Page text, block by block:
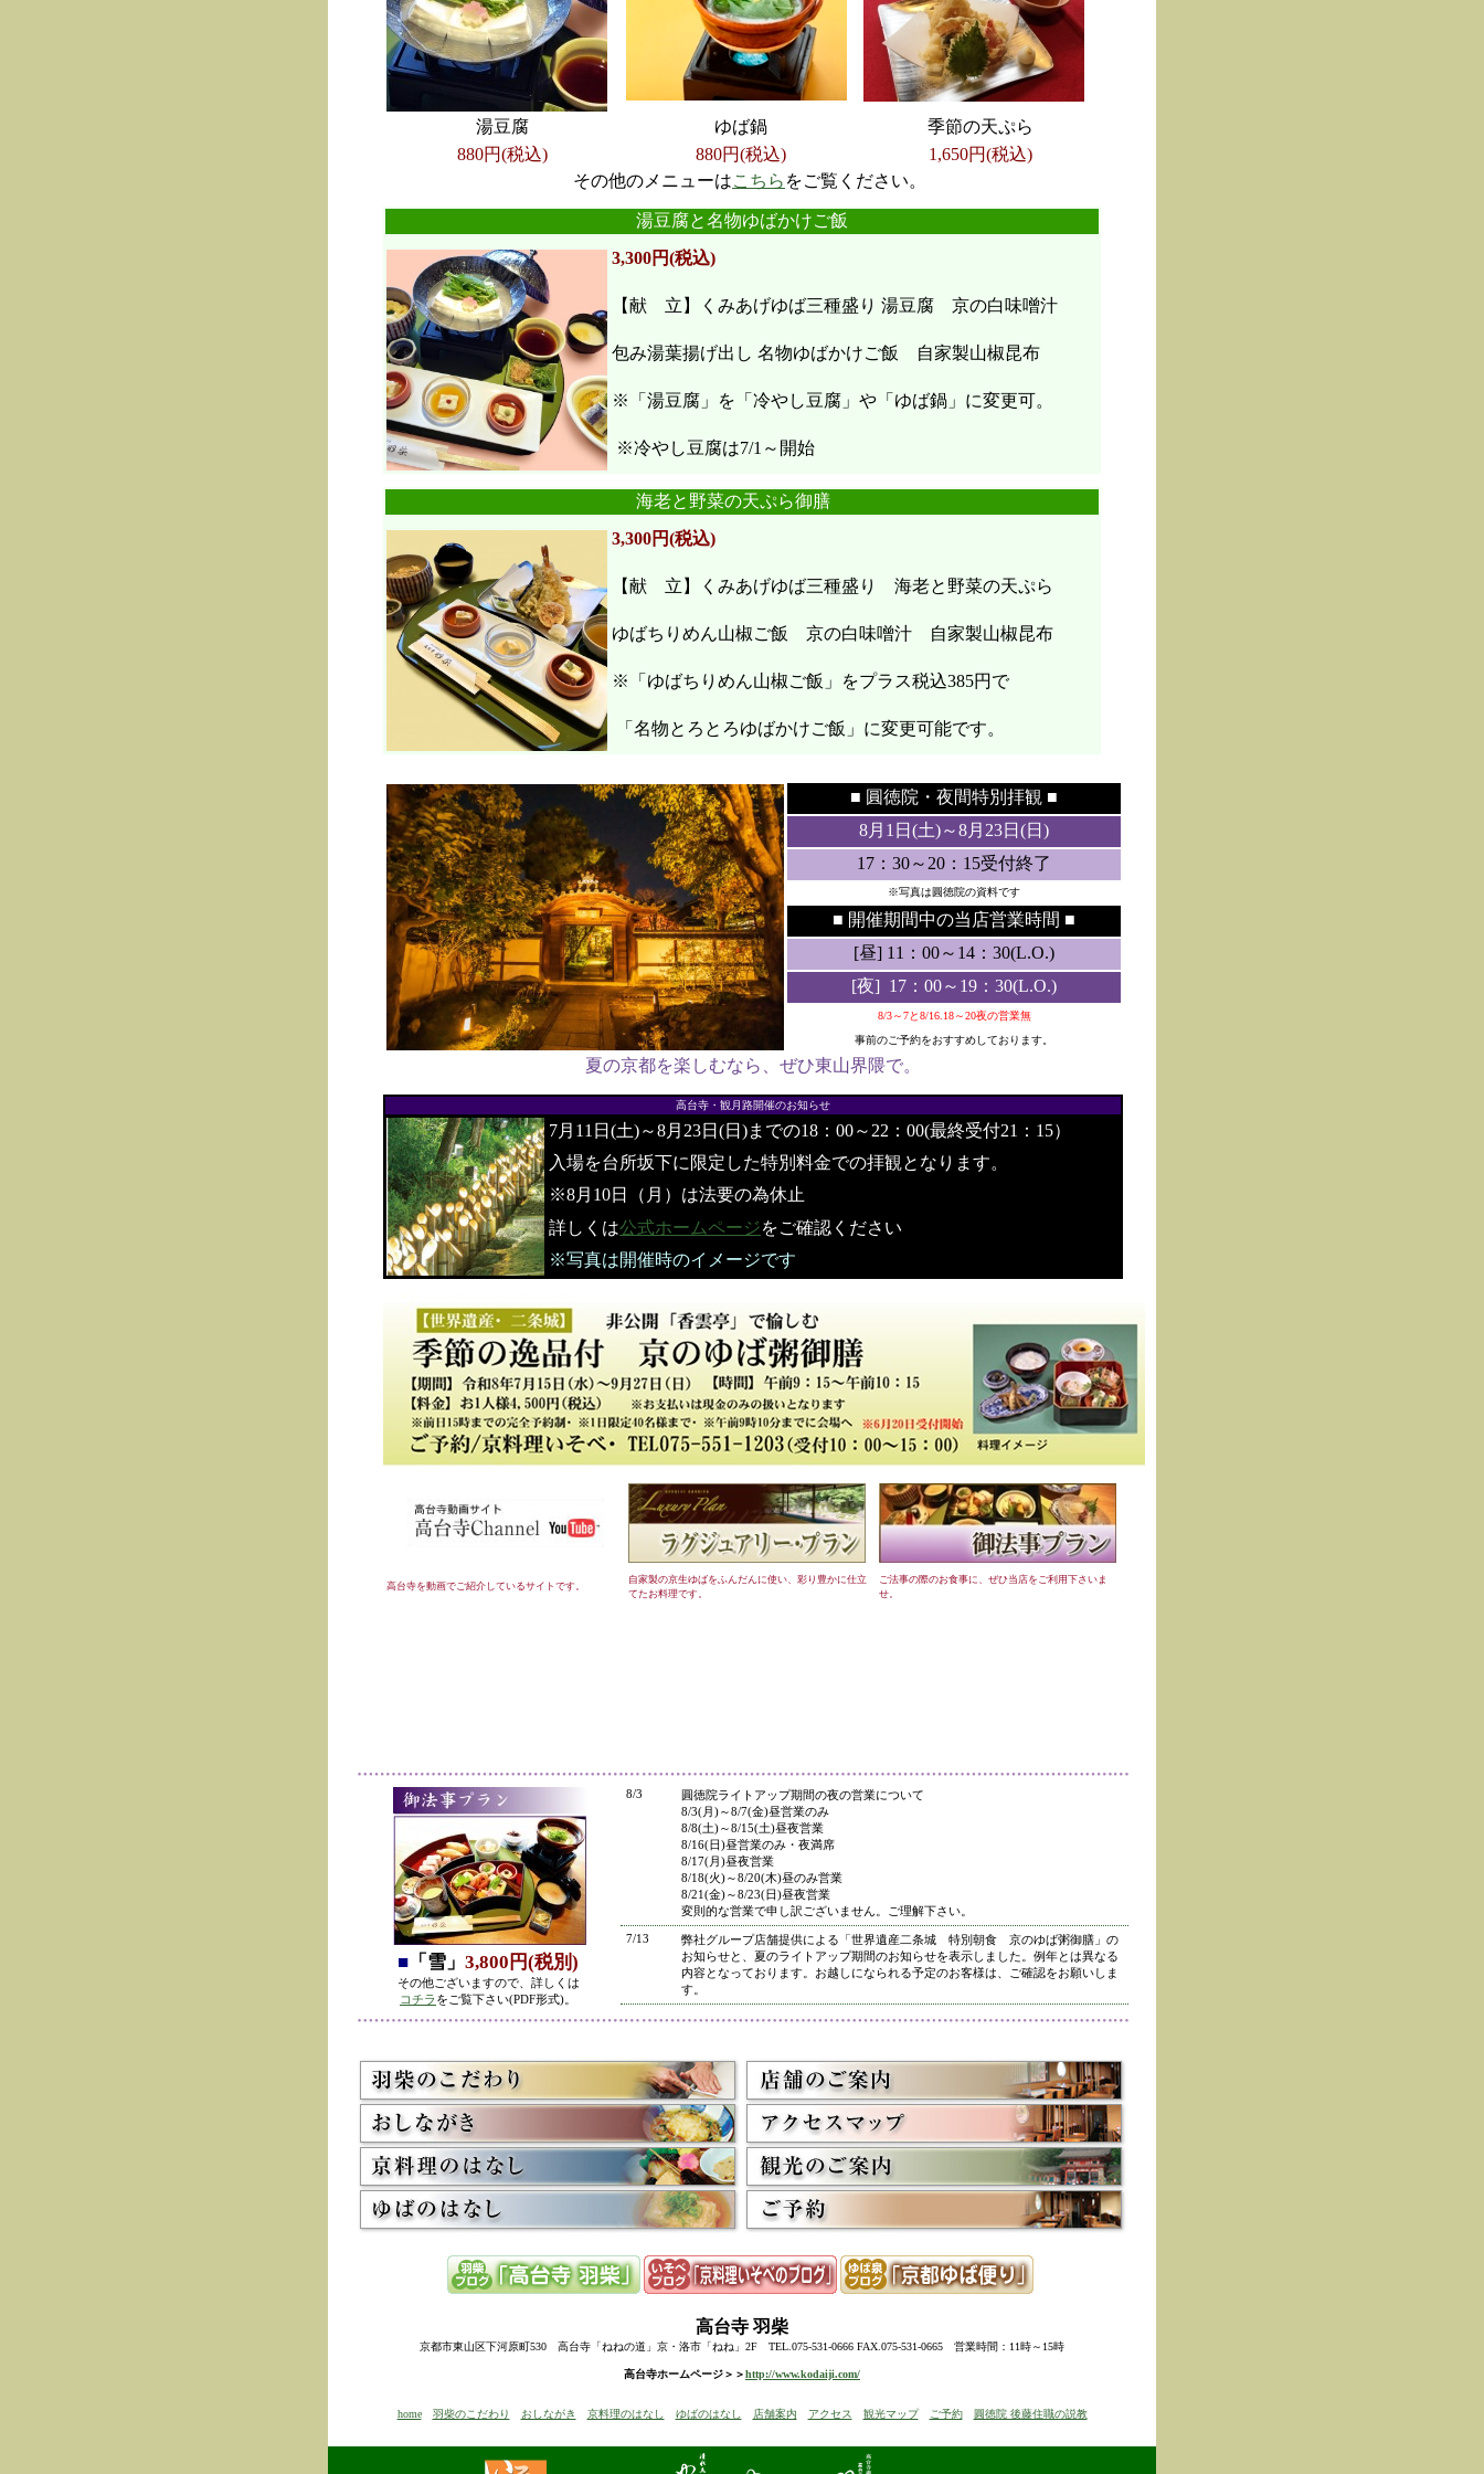
湯豆腐 ゆば鍋
季節の天ぷら
880円(税込)
880円(税込) 1,650円(税込)
その他のメニューはこちら をご覧ください。
湯豆腐と名物ゆばかけご飯
3,300円(税込)
【献 立】くみあげゆば三種盛り 湯豆腐 京の白味噌汁
包み湯葉揚げ出し 名物ゆばかけご飯 自家製山椒昆布
※「湯豆腐」を「冷やし豆腐」や「ゆば鍋」に変更可。
※冷やし豆腐は7/1～開始
海老と野菜の天ぷら御膳
3,300円(税込)
【献 立】くみあげゆば三種盛り 海老と野菜の天ぷら
ゆばちりめん山椒ご飯 京の白味噌汁 自家製山椒昆布
※「ゆばちりめん山椒ご飯」をプラス税込385円で
「名物とろとろゆばかけご飯」に変更可能です。
■ 圓徳院・ 夜間特別拝観 ■
8月1日(土)～8月23日(日)
17：30～20：15受付終了
※写真は圓徳院の資料です
■ 開催期間中の当店営業時間 ■
[昼] 11：00～14：30(L.O.)
[夜] 17：00～19：30(L.O.)
8/3～7と8/16.18～20夜の営業無
事前のご予約をおすすめしております。
夏の京都を楽しむなら、ぜひ東山界隈で。
高台寺・観月路開催のお知らせ
7月11日(土)～8月23日(日)までの18：00～22：00(最終受付21：15）
入場を台所坂下に限定した特別料金での拝観となります。
※8月10日（月）は法要の為休止
詳しくは公式ホームページをご確認ください
※写真は開催時のイメージです
高台寺を動画でご紹介しているサイトです。
自家製の京生ゆばをふんだんに使い、彩り豊かに仕立
てたお料理です。
ご法事の際のお食事に、ぜひ当店をご利用下さいま
せ。
■ 「雪」 3,800円(税別)
その他ございますので、詳しくは
コチラ をご覧下さい(PDF形式)。
8/3
圓徳院ライトアップ期間の夜の営業について
8/3(月)～8/7(金)昼営業のみ
8/8(土)～8/15(土)昼夜営業
8/16(日)昼営業のみ・夜満席
8/17(月)昼夜営業
8/18(火)～8/20(木)昼のみ営業
8/21(金)～8/23(日)昼夜営業
変則的な営業で申し訳ございません。ご理解下さい。
7/13
弊社グループ店舗提供による「世界遺産二条城 特別朝食 京のゆば粥御膳」の
お知らせと、夏のライトアップ期間のお知らせを表示しました。例年とは異なる
内容となっております。お越しになられる予定のお客様は、ご確認をお願いしま
す。
5/8
高台寺・圓徳院 春のライトアップ終了に伴い、表示を削除しました。
3/2
京料理いそべ担当・世界遺産二条城での特別昼食、高台寺冬の夜の茶会「夜咄」
終了に伴い削除させていただきました。多くのお客様にご利用いただきありがと
うございました。
高台寺・圓徳院・春の夜間ライトアップのお知らせを表示しました。
お越しの際のお食事に、ぜひ当店をご利用下さい。
12/15
高台寺・秋の夜間特別拝観終了に伴い、表示を削除させていただきました。
たくさんのお客様にお越しいただき、ありがとうございました。
来年1月からの催しを2件表示させていただきました。
ぜひご予約下さい。
12/13(土)は寺院行事の為、休業とさせていただきます。
10/20
高台寺・圓徳院・秋の夜間特別拝観のお知らせを表示しました。
前日までにご予約ください。
当日はお並びいただいた順に席へご案内いたします。
8/18 高台寺・秋の夜の観月茶会と秋の夜間特別拝観のお知らせを表示しました
らせを追加しました。
5/26 昨今の原材料費・燃料費・人件費等の高騰によりやむを得ず、価格改定をさせて
いただきます
高台寺 羽柴
京都市東山区下河原町530 高台寺「ねねの道」京・洛市「ねね」2F TEL.075-531-0666 FAX.075-531-0665 営業時間：11時～15時
高台寺ホームページ＞＞http://www.kodaiji.com/
home 羽柴のこだわり おしながき 京料理のはなし ゆばのはなし 店舗案内 アクセス 観光マップ ご予約 圓徳院 後藤住職の説教